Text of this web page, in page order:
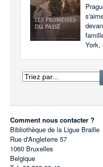
York,
Comment nous contacter ?
Bibliothèque de la Ligue Braille
Rue d'Angleterre 57
1060 Bruxelles
Belgique